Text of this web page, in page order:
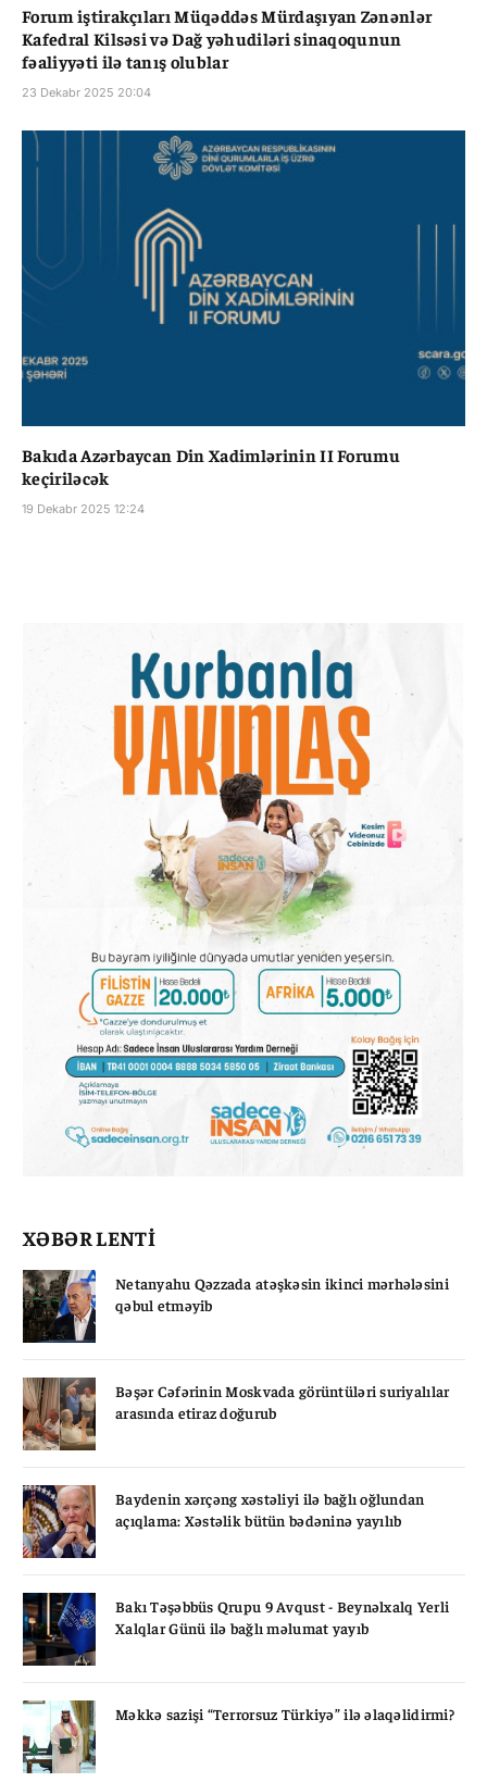
Forum iştirakçıları Müqəddəs Mürdaşıyan Zənənlər
Kafedral Kilsəsi və Dağ yəhudiləri sinaqoqunun
fəaliyyəti ilə tanış olublar
23 Dekabr 2025 20:04
Bakıda Azərbaycan Din Xadimlərinin II Forumu
keçiriləcək
19 Dekabr 2025 12:24
XƏBƏR LENTİ
Netanyahu Qəzzada atəşkəsin ikinci mərhələsini
qəbul etməyib
Bəşər Cəfərinin Moskvada görüntüləri suriyalılar
arasında etiraz doğurub
Baydenin xərçəng xəstəliyi ilə bağlı oğlundan
açıqlama: Xəstəlik bütün bədəninə yayılıb
Bakı Təşəbbüs Qrupu 9 Avqust - Beynəlxalq Yerli
Xalqlar Günü ilə bağlı məlumat yayıb
Məkkə sazişi “Terrorsuz Türkiyə” ilə əlaqəlidirmi?